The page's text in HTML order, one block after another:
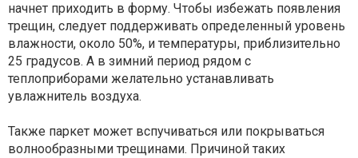
начнет приходить в форму. Чтобы избежать появления
трещин, следует поддерживать определенный уровень
влажности, около 50%, и температуры, приблизительно
25 градусов. А в зимний период рядом с
теплоприборами желательно устанавливать
увлажнитель воздуха.
Также паркет может вспучиваться или покрываться
волнообразными трещинами. Причиной таких